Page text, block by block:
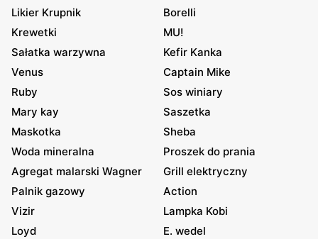
Likier Krupnik
Borelli
Krewetki
MU!
Sałatka warzywna
Kefir Kanka
Venus
Captain Mike
Ruby
Sos winiary
Mary kay
Saszetka
Maskotka
Sheba
Woda mineralna
Proszek do prania
Agregat malarski Wagner
Grill elektryczny
Palnik gazowy
Action
Vizir
Lampka Kobi
Loyd
E. wedel